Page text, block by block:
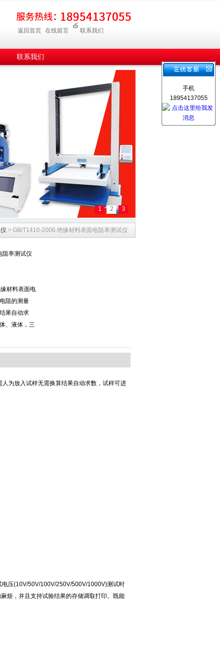
返回首页 在线留言 联系我们
联系我们
1 2 3
> GB/T1410-2006 绝缘材料表面电阻率测试仪
阻率测试仪
材料表面电
阻的测量
果自动求
、液体，三
为放入试样无需换算结果自动求数，试样可进
压(10V/50V/100V/250V/500V/1000V)测试时
烦，并且支持试验结果的存储调取打印。既能
手机
18954137055